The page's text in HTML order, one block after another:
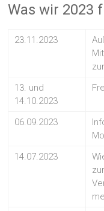
Was wir 2023
23.11.2023
13. und
14.10.2023
06.09.2023
14.07.2023